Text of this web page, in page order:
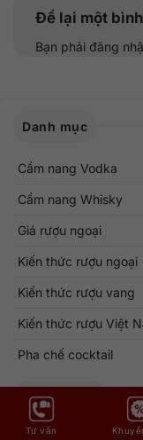
Để lại một
Bạn phải đăng
Danh mục
Cẩm nang Vodka
Cẩm nang Whisky
Giá rượu ngoại
Kiến thức rượu ngoại
Kiến thức rượu vang
Kiến thức rượu Việt
Pha chế cocktail
Bài viết mới
Tư vấn